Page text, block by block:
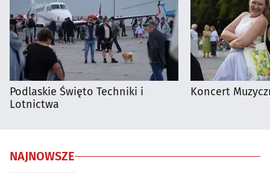
Podlaskie Święto Techniki i
Lotnictwa
Koncert
NAJNOWSZE